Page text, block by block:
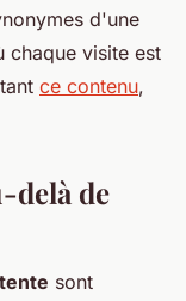
d'une
chaque visite est
ce contenu,
delà de
sont